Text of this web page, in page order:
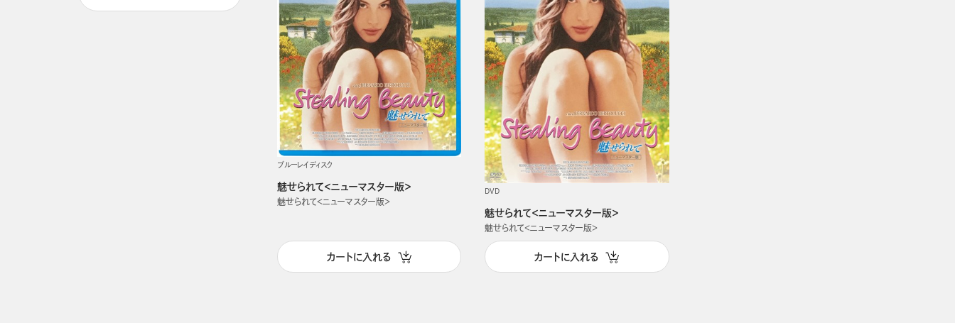
ブルーレイディスク
魅せられて＜ニューマスター版＞
魅せられて＜ニューマスター版＞
カートに入れる
DVD
魅せられて＜ニューマスター版＞
魅せられて＜ニューマスター版＞
カートに入れる